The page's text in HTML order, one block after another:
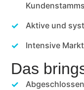
Kundenstamms
Aktive und
Intensive
Das